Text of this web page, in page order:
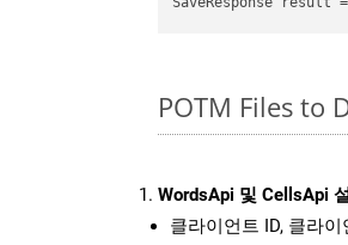
POTM Files to
WordsApi 및 CellsApi
클라이언트 ID, 클라